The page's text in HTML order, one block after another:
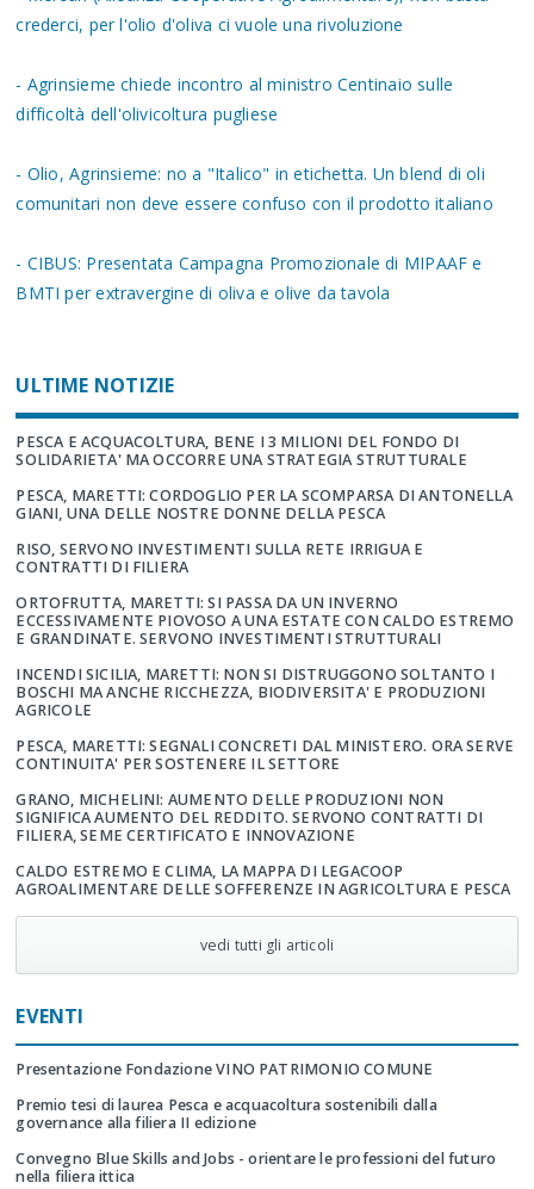
crederci, per l'olio d'oliva ci vuole una rivoluzione
- Agrinsieme chiede incontro al ministro Centinaio sulle
difficoltà dell'olivicoltura pugliese
- Olio, Agrinsieme: no a "Italico" in etichetta. Un blend di oli
comunitari non deve essere confuso con il prodotto italiano
- CIBUS: Presentata Campagna Promozionale di MIPAAF e
BMTI per extravergine di oliva e olive da tavola
ULTIME NOTIZIE
PESCA E ACQUACOLTURA, BENE I 3 MILIONI DEL FONDO DI
SOLIDARIETA' MA OCCORRE UNA STRATEGIA STRUTTURALE
PESCA, MARETTI: CORDOGLIO PER LA SCOMPARSA DI ANTONELLA
GIANI, UNA DELLE NOSTRE DONNE DELLA PESCA
RISO, SERVONO INVESTIMENTI SULLA RETE IRRIGUA E
CONTRATTI DI FILIERA
ORTOFRUTTA, MARETTI: SI PASSA DA UN INVERNO
ECCESSIVAMENTE PIOVOSO A UNA ESTATE CON CALDO ESTREMO
E GRANDINATE. SERVONO INVESTIMENTI STRUTTURALI
INCENDI SICILIA, MARETTI: NON SI DISTRUGGONO SOLTANTO I
BOSCHI MA ANCHE RICCHEZZA, BIODIVERSITA' E PRODUZIONI
AGRICOLE
PESCA, MARETTI: SEGNALI CONCRETI DAL MINISTERO. ORA SERVE
CONTINUITA' PER SOSTENERE IL SETTORE
GRANO, MICHELINI: AUMENTO DELLE PRODUZIONI NON
SIGNIFICA AUMENTO DEL REDDITO. SERVONO CONTRATTI DI
FILIERA, SEME CERTIFICATO E INNOVAZIONE
CALDO ESTREMO E CLIMA, LA MAPPA DI LEGACOOP
AGROALIMENTARE DELLE SOFFERENZE IN AGRICOLTURA E PESCA
vedi tutti gli articoli
EVENTI
Presentazione Fondazione VINO PATRIMONIO COMUNE
Premio tesi di laurea Pesca e acquacoltura sostenibili dalla
governance alla filiera II edizione
Convegno Blue Skills and Jobs - orientare le professioni del futuro
nella filiera ittica